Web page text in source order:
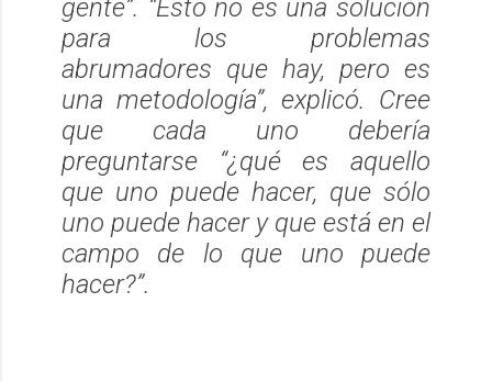
gente”. “Esto no es una solución
para los problemas
abrumadores que hay, pero es
una metodología”, explicó. Cree
que cada uno debería
preguntarse “¿qué es aquello
que uno puede hacer, que sólo
uno puede hacer y que está en el
campo de lo que uno puede
hacer?”.